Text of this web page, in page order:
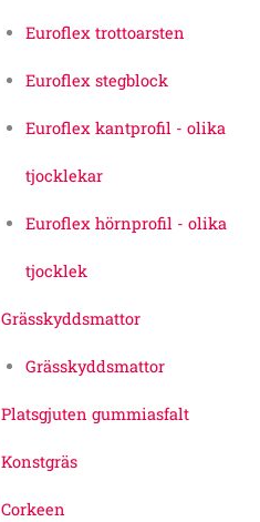
Euroflex trottoarsten
Euroflex stegblock
Euroflex kantprofil - olika
tjocklekar
Euroflex hörnprofil - olika
tjocklek
Grässkyddsmattor
Grässkyddsmattor
Platsgjuten gummiasfalt
Konstgräs
Corkeen